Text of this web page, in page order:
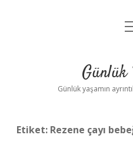
Yasal
Günlük yaşamın
Etiket: Rezene çayı